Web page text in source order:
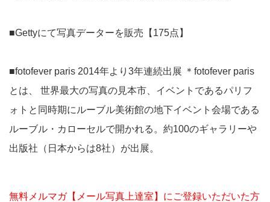
■Gettyにて写真データーを販売【175点】
■fotofever paris 2014年より3年連続出展 ＊fotofever paris
とは、 世界最大の写真の見本市、イベントであるパリフ
ォトと同時期にルーブル美術館の地下イベント会場である
ルーブル・カローセルで開かれる。約100のギャラリーや
出版社（日本からは8社）が出展。
無料メルマガ【メール写真上達室】にご登録いただいた方